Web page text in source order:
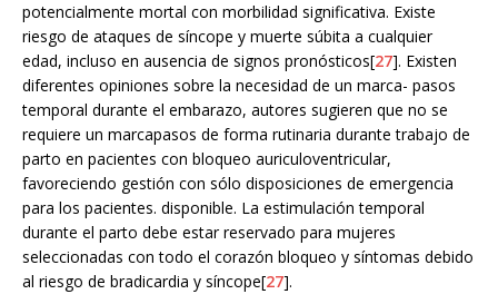
potencialmente mortal con morbilidad significativa. Existe
riesgo de ataques de síncope y muerte súbita a cualquier
edad, incluso en ausencia de signos pronósticos[27]. Existen
diferentes opiniones sobre la necesidad de un marca- pasos
temporal durante el embarazo, autores sugieren que no se
requiere un marcapasos de forma rutinaria durante trabajo de
parto en pacientes con bloqueo auriculoventricular,
favoreciendo gestión con sólo disposiciones de emergencia
para los pacientes. disponible. La estimulación temporal
durante el parto debe estar reservado para mujeres
seleccionadas con todo el corazón bloqueo y síntomas debido
al riesgo de bradicardia y síncope[27].